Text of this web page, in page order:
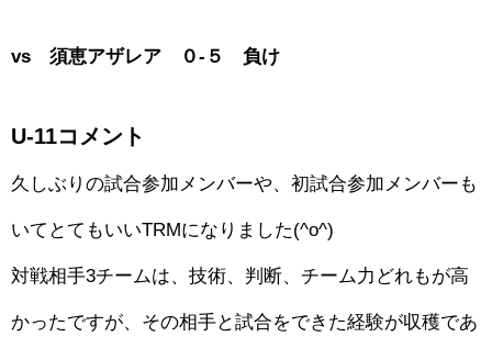
vs 須恵アザレア ０-５ 負け
U-11コメント
久しぶりの試合参加メンバーや、初試合参加メンバーも
いてとてもいいTRMになりました(^o^)
対戦相手3チームは、技術、判断、チーム力どれもが高
かったですが、その相手と試合をできた経験が収穫であ